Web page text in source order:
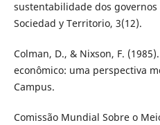
sustentabilidade dos governos
Sociedad y Territorio, 3(12).
Colman, D., & Nixson, F.
econômico: uma perspectiva
Campus.
Comissão Mundial Sobre o